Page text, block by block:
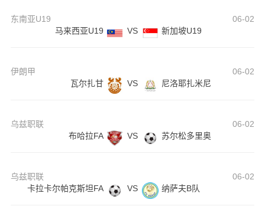
东南亚U19
06-02
马来西亚U19
VS 新加坡U19
伊朗甲
06-02
瓦尔扎甘
VS 尼洛耶扎米尼
乌兹职联
06-02
布哈拉FA
VS 苏尔松多里奥
乌兹职联
06-02
卡拉卡尔帕克斯坦FA
VS 纳萨夫B队